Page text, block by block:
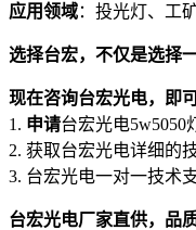
应用领域：投光灯、工
选择台宏，不仅是选择
现在咨询台宏光电，即可
1. 申请台宏光电5w5050
2. 获取台宏光电详细的
3. 台宏光电一对一技术
台宏光电厂家直供，品